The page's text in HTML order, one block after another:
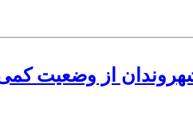
از وضعیت کمی